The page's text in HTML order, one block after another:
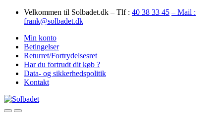
Skip
Skip
Velkommen til Solbadet.dk – Tlf : 40 38 33 45 – Mail :
frank@solbadet.dk
Min konto
Betingelser
Returret/Fortrydelsesret
Har du fortrudt dit køb ?
Data- og sikkerhedspolitik
Kontakt
OpenClose